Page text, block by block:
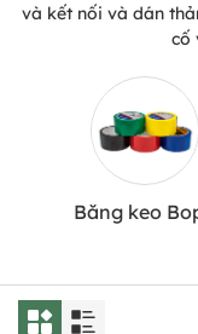
và kết nối và dán
cố
Băng keo